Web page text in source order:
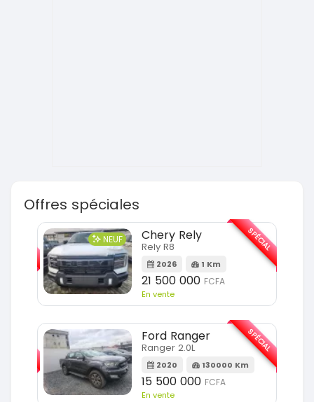
Offres spéciales
NEUF Chery Rely
Rely R8
2026 1 Km
21 500 000 FCFA
En vente
SPÉCIAL
Ford Ranger
Ranger 2.0L
2020 130000 Km
15 500 000 FCFA
En vente
SPÉCIAL